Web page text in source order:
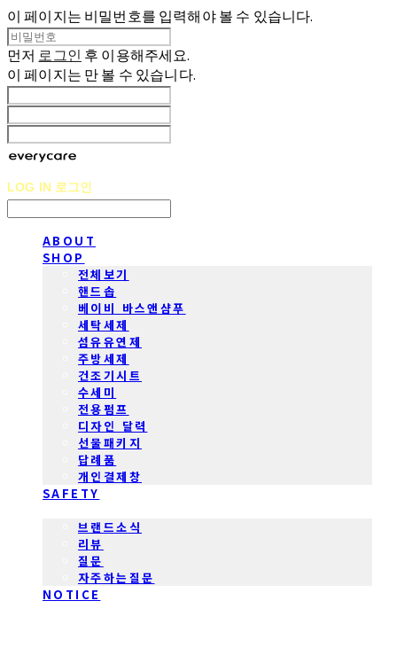
이 페이지는 비밀번호를 입력해야 볼 수 있습니다.
먼저 로그인 후 이용해주세요.
이 페이지는 만 볼 수 있습니다.
LOG IN 로그인
ABOUT
SHOP
전체보기
핸드솝
베이비 바스앤샴푸
세탁세제
섬유유연제
주방세제
건조기시트
수세미
전용펌프
디자인 달력
선물패키지
답례품
개인결제창
SAFETY
브랜드소식
리뷰
질문
자주하는질문
NOTICE